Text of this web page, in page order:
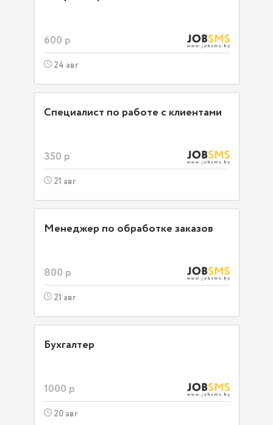
600 р
24 авг
Специалист по работе с клиентами
350 р
21 авг
Менеджер по обработке заказов
800 р
21 авг
Бухгалтер
1000 р
20 авг